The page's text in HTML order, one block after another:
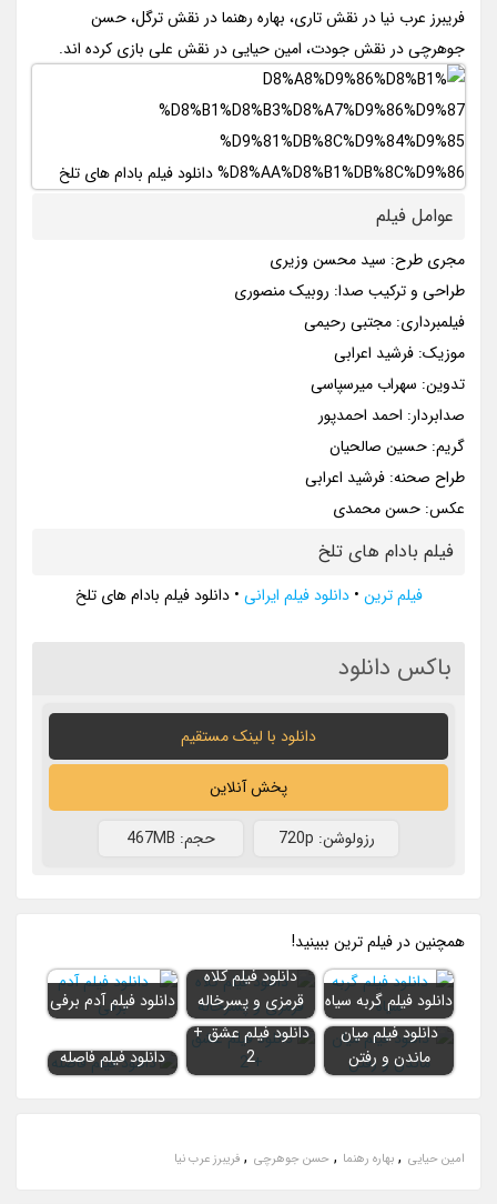
فریبرز عرب نیا در نقش تاری، بهاره رهنما در نقش ترگل، حسن
جوهرچی در نقش جودت، امین حیایی در نقش علی بازی کرده اند.
عوامل فیلم
مجری طرح: سید محسن وزیری
طراحی و ترکیب صدا: روبیک منصوری
فیلمبرداری: مجتبی رحیمی
موزیک: فرشید اعرابی
تدوین: سهراب میرسپاسی
صدابردار: احمد احمدپور
گریم: حسین صالحیان
طراح صحنه: فرشید اعرابی
عکس: حسن محمدی
فیلم بادام های تلخ
فیلم ترین •دانلود فیلم ایرانی •دانلود فیلم بادام های تلخ
باکس دانلود
دانلود با لينک مستقيم
پخش آنلاین
رزولوشن: 720p حجم: 467MB
همچنين در فيلم ترين ببينيد!
دانلود فیلم گربه سیاه
دانلود فیلم کلاه
قرمزی و پسرخاله
دانلود فیلم آدم برفی
دانلود فیلم میان
ماندن و رفتن
دانلود فیلم عشق +
2
دانلود فیلم فاصله
امین حیایی , بهاره رهنما ,حسن جوهرچی , فریبرز عرب نیا